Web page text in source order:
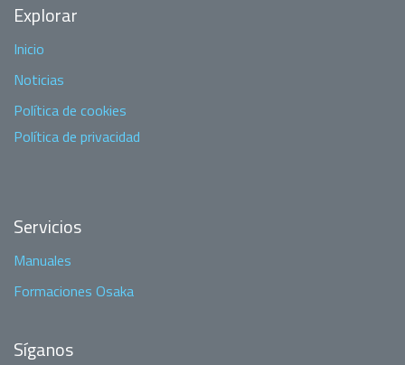
Explorar
Inicio
Noticias
Política de cookies
Política de privacidad
Servicios
Manuales
Formaciones Osaka
Síganos